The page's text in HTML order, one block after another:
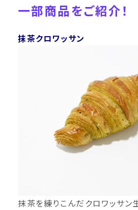
一部商品をご紹介！
抹茶クロワッサン
抹茶を練りこんだクロワッサン